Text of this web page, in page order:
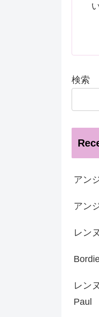
検索
アン
アン
レン
レン
Paul